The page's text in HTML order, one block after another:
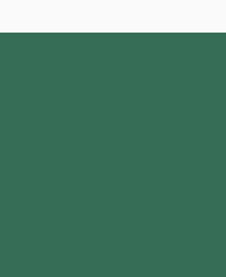
- Chevaleret